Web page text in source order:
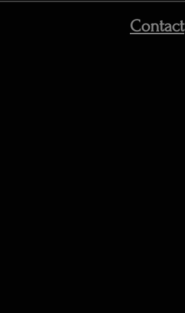
Contact